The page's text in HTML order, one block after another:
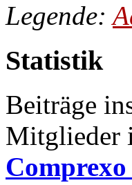
Legende:
Statistik
Beiträge
Mitglieder